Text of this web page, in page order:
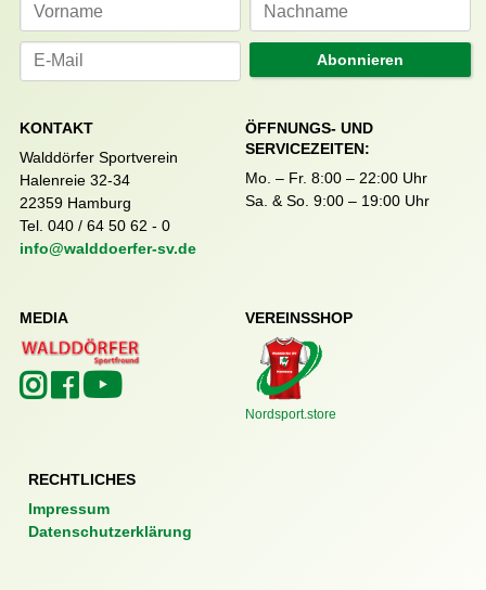
Abonnieren
KONTAKT
Walddörfer Sportverein
Halenreie 32-34
22359 Hamburg
Tel. 040 / 64 50 62 - 0
info@walddoerfer-sv.de
ÖFFNUNGS- UND
SERVICEZEITEN:
Mo. – Fr. 8:00 – 22:00 Uhr
Sa. & So. 9:00 – 19:00 Uhr
MEDIA VEREINSSHOP
Nordsport.store
RECHTLICHES
Impressum
Datenschutzerklärung